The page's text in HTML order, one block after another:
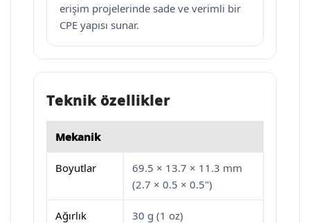
erişim projelerinde sade ve verimli bir
CPE yapısı sunar.
Teknik özellikler
Mekanik
Boyutlar
69.5 × 13.7 × 11.3 mm
(2.7 × 0.5 × 0.5")
Ağırlık 30 g (1 oz)